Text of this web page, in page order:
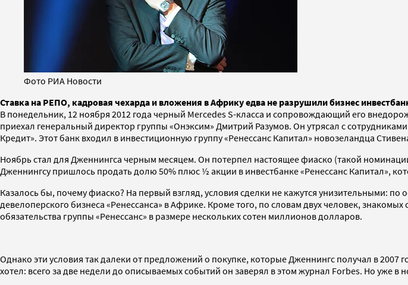
Фото РИА Новости
Ставка на РЕПО, кадровая чехарда и вложения в Африку едва не разрушили бизнес
В понедельник, 12 ноября 2012 года черный Mercedes S-класса и сопровождающий его
приехал генеральный директор группы «Онэксим» Дмитрий Разумов. Он утрясал с
Кредит». Этот банк входил в инвестиционную группу «Ренессанс Капитал» новозеландца
Ноябрь стал для Дженнингса черным месяцем. Он потерпел настоящее фиаско (такой
Дженнингсу пришлось продать долю 50% плюс ½ акции в инвестбанке «Ренессанс Капитал»,
Казалось бы, почему фиаско? На первый взгляд, условия сделки не кажутся унизительными:
девелоперского бизнеса «Ренессанса» в Африке. Кроме того, по словам двух человек,
обязательства группы «Ренессанс» в размере нескольких сотен миллионов долларов.
Однако эти условия так далеки от предложений о покупке, которые Дженнингс получал в 2007
хотел: всего за две недели до описываемых событий он заверял в этом журнал Forbes. Но уже в